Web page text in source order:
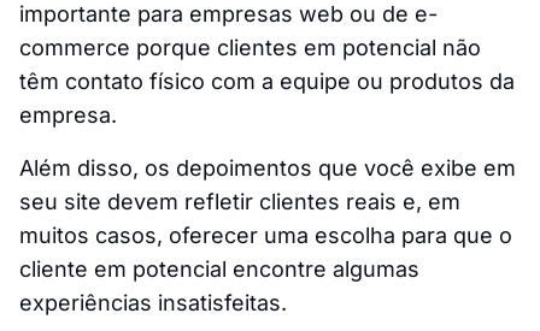
importante para empresas web ou de e-
commerce porque clientes em potencial não
têm contato físico com a equipe ou produtos da
empresa.
Além disso, os depoimentos que você exibe em
seu site devem refletir clientes reais e, em
muitos casos, oferecer uma escolha para que o
cliente em potencial encontre algumas
experiências insatisfeitas.